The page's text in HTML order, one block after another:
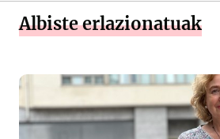
Albiste erlazionatuak